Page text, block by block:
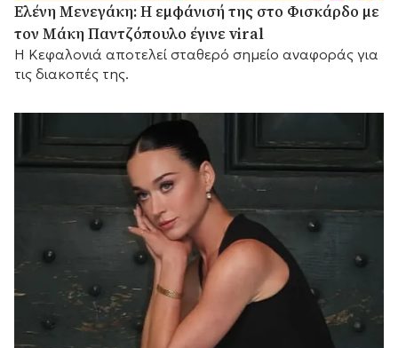
Ελένη Μενεγάκη: Η εμφάνισή της στο Φισκάρδο με
τον Μάκη Παντζόπουλο έγινε viral
Η Κεφαλονιά αποτελεί σταθερό σημείο αναφοράς για
τις διακοπές της.